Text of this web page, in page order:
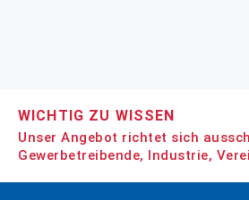
WICHTIG ZU WISSEN
Unser Angebot richtet sich
Gewerbetreibende, Industrie,